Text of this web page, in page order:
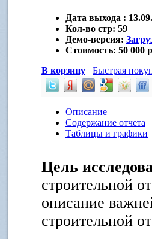
Дата выхода :
Кол-во стр: 59
Демо-версия:
Стоимость: 50 000
В корзину
Быстрая
Описание
Содержание отчета
Таблицы и графики
Цель
строительной
описание
строительной